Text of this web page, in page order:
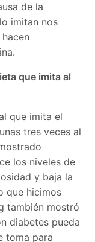
de la
imitan nos
que imita al
que imita el
tres veces al
los niveles de
y baja la
que hicimos
también mostró
diabetes pueda
toma para